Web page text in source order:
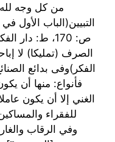
من كل وجه
ص: 170، ط:
الفکر)وفی بدائع
فأنواع: منها أن
الغني إلا أن يكون
للفقراء
وفي الرقاب